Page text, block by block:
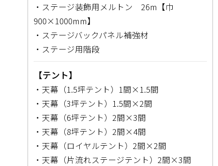
・ステージ装飾用メルトン 26m【巾
900×1000mm】
・ステージバックパネル補強材
・ステージ用階段
【テント】
・天幕（1.5坪テント）1間×1.5間
・天幕（3坪テント）1.5間×2間
・天幕（6坪テント）2間×3間
・天幕（8坪テント）2間×4間
・天幕（ロイヤルテント）2間×2間
・天幕（片流れステージテント）2間×3間